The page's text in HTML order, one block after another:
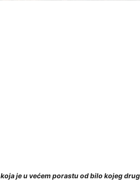
je u većem porastu od bilo kojeg